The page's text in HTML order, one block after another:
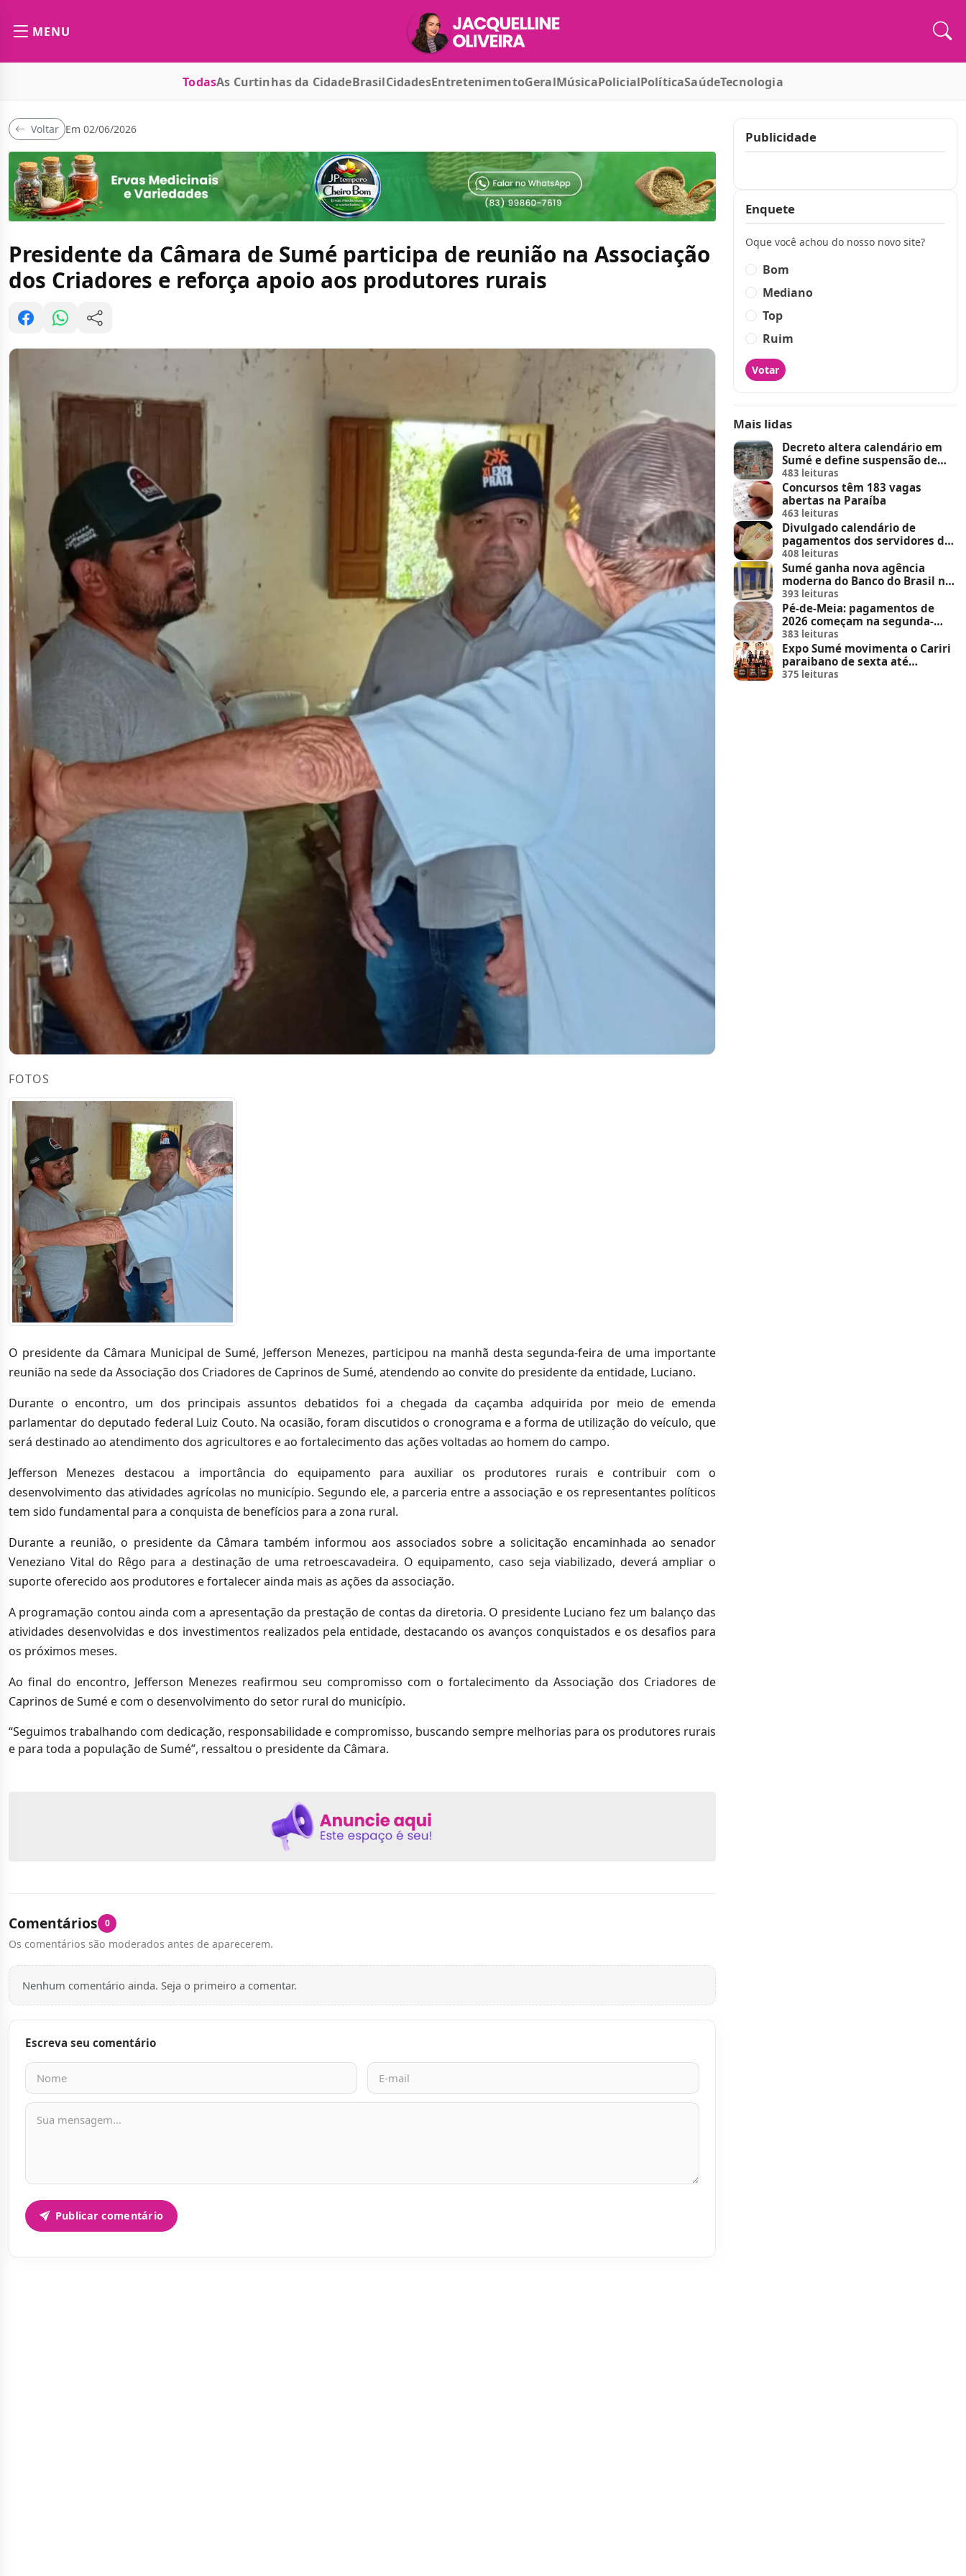
MENU
TodasAs Curtinhas da CidadeBrasilCidadesEntretenimentoGeralMúsicaPolicialPolíticaSaúdeTecnologia
Voltar Em 02/06/2026
Presidente da Câmara de Sumé participa de reunião na Associação
dos Criadores e reforça apoio aos produtores rurais
FOTOS
O presidente da Câmara Municipal de Sumé, Jefferson Menezes, participou na manhã desta segunda-feira de uma importante
reunião na sede da Associação dos Criadores de Caprinos de Sumé, atendendo ao convite do presidente da entidade, Luciano.
Durante o encontro, um dos principais assuntos debatidos foi a chegada da caçamba adquirida por meio de emenda
parlamentar do deputado federal Luiz Couto. Na ocasião, foram discutidos o cronograma e a forma de utilização do veículo, que
será destinado ao atendimento dos agricultores e ao fortalecimento das ações voltadas ao homem do campo.
Jefferson Menezes destacou a importância do equipamento para auxiliar os produtores rurais e contribuir com o
desenvolvimento das atividades agrícolas no município. Segundo ele, a parceria entre a associação e os representantes políticos
tem sido fundamental para a conquista de benefícios para a zona rural.
Durante a reunião, o presidente da Câmara também informou aos associados sobre a solicitação encaminhada ao senador
Veneziano Vital do Rêgo para a destinação de uma retroescavadeira. O equipamento, caso seja viabilizado, deverá ampliar o
suporte oferecido aos produtores e fortalecer ainda mais as ações da associação.
A programação contou ainda com a apresentação da prestação de contas da diretoria. O presidente Luciano fez um balanço das
atividades desenvolvidas e dos investimentos realizados pela entidade, destacando os avanços conquistados e os desafios para
os próximos meses.
Ao final do encontro, Jefferson Menezes reafirmou seu compromisso com o fortalecimento da Associação dos Criadores de
Caprinos de Sumé e com o desenvolvimento do setor rural do município.
“Seguimos trabalhando com dedicação, responsabilidade e compromisso, buscando sempre melhorias para os produtores rurais
e para toda a população de Sumé”, ressaltou o presidente da Câmara.
Comentários 0
Os comentários são moderados antes de aparecerem.
Nenhum comentário ainda. Seja o primeiro a comentar.
Escreva seu comentário
Nome
E-mail
Mensagem
Publicar comentário
Publicidade
Enquete
Oque você achou do nosso novo site?
Bom
Mediano
Top
Ruim
Votar
Mais lidas
Decreto altera calendário em
Sumé e define suspensão de
feira de animais e feriados
483 leituras
Concursos têm 183 vagas
abertas na Paraíba
463 leituras
Divulgado calendário de
pagamentos dos servidores do
Estado
408 leituras
Sumé ganha nova agência
moderna do Banco do Brasil no
Sumé Shopping
393 leituras
Pé-de-Meia: pagamentos de
2026 começam na segunda-
feira (23)
383 leituras
Expo Sumé movimenta o Cariri
paraibano de sexta até
domingo
375 leituras